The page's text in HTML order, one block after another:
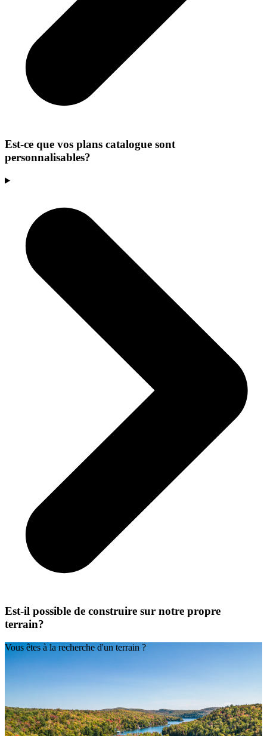
Est-ce que vos plans catalogue sont
personnalisables?
Est-il possible de construire sur notre propre
terrain?
Vous êtes à la recherche d'un terrain ?